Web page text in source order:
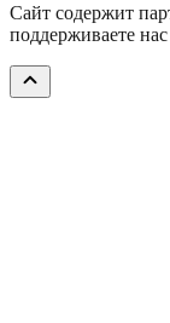
Сайт содержит
поддерживаете